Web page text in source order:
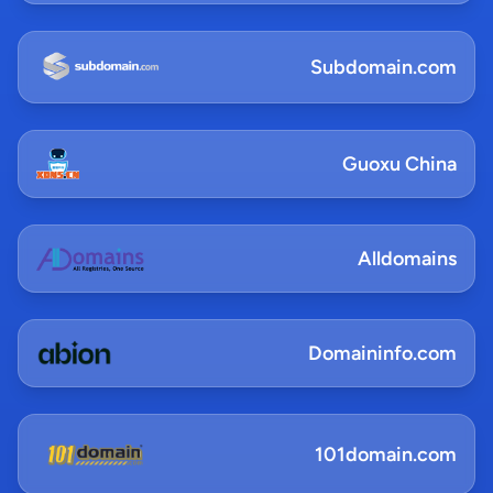
Subdomain.com
Guoxu China
Alldomains
Domaininfo.com
101domain.com